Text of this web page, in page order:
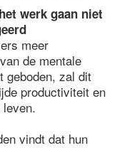
werk gaan niet
meer
de mentale
geboden, zal dit
productiviteit en
vindt dat hun